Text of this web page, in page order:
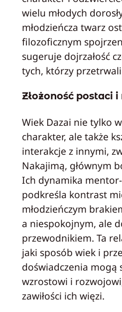
wielu młodych
młodzieńcza twarz
filozoficznym
sugeruje dojrzałość
tych, którzy
Złożoność postaci
Wiek Dazai nie tylko
charakter, ale także
interakcje z innymi,
Nakajimą, głównym
Ich dynamika
podkreśla kontrast
młodzieńczym
a niespokojnym, ale
przewodnikiem. Ta
jaki sposób wiek i
doświadczenia mogą
wzrostowi i
zawiłości ich więzi.